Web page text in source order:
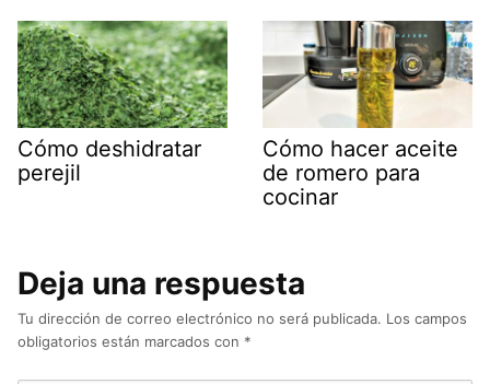
Cómo deshidratar
perejil
Cómo hacer aceite
de romero para
cocinar
Deja una respuesta
Tu dirección de correo electrónico no será publicada. Los campos
obligatorios están marcados con *